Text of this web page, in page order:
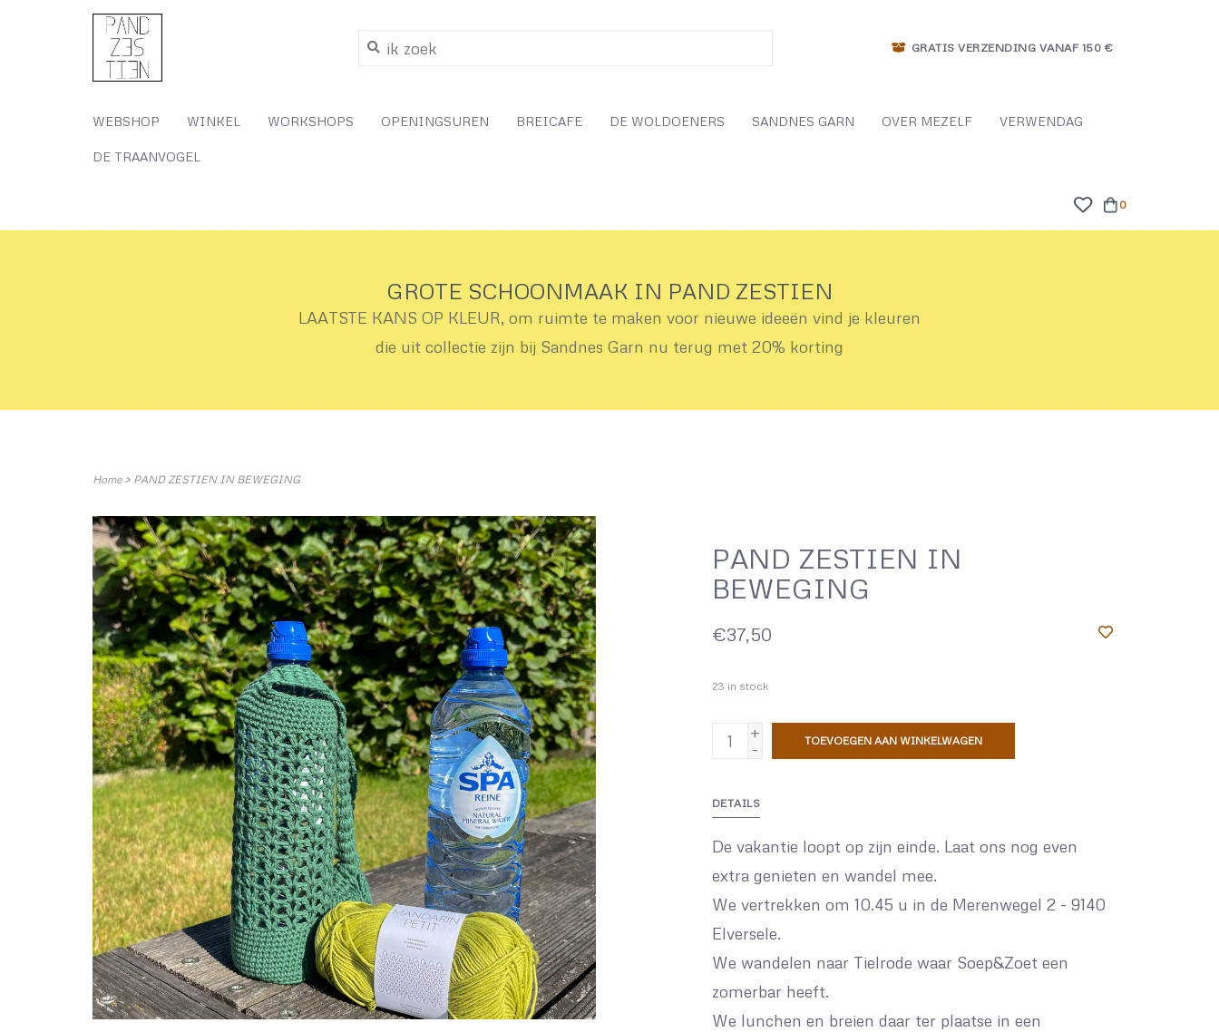
GRATIS VERZENDING VANAF 150 €
WEBSHOP WINKEL WORKSHOPS OPENINGSUREN BREICAFE DE WOLDOENERS SANDNES GARN OVER MEZELF VERWENDAG
DE TRAANVOGEL
0
GROTE SCHOONMAAK IN PAND ZESTIEN
LAATSTE KANS OP KLEUR, om ruimte te maken voor nieuwe ideeën vind je kleuren
die uit collectie zijn bij Sandnes Garn nu terug met 20% korting
Home> PAND ZESTIEN IN BEWEGING
PAND ZESTIEN IN
BEWEGING
€37,50
23 in stock
+
-
TOEVOEGEN AAN WINKELWAGEN
DETAILS
De vakantie loopt op zijn einde. Laat ons nog even
extra genieten en wandel mee.
We vertrekken om 10.45 u in de Merenwegel 2 - 9140
Elversele.
We wandelen naar Tielrode waar Soep&Zoet een
zomerbar heeft.
We lunchen en breien daar ter plaatse in een